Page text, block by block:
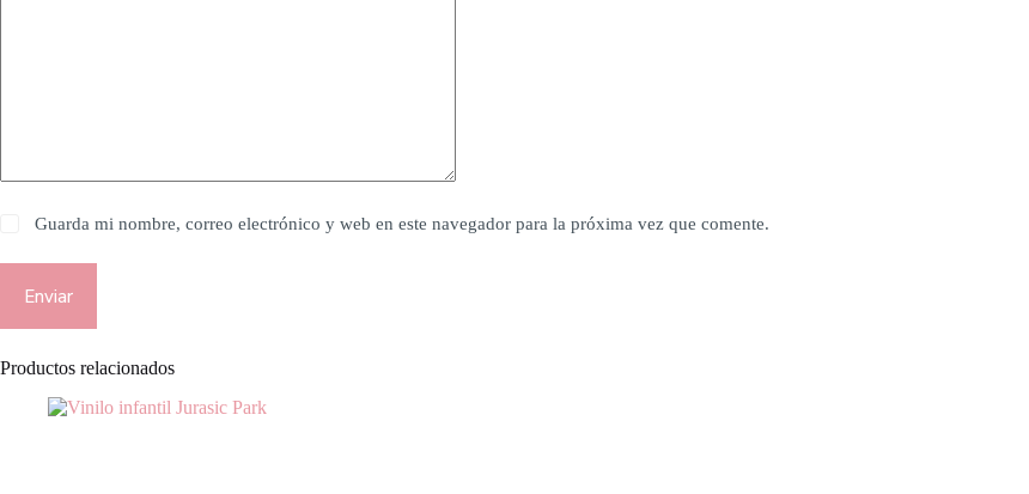
Guarda mi nombre, correo electrónico y web en este navegador para la próxima vez que comente.
Enviar
Productos relacionados